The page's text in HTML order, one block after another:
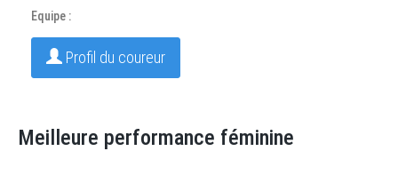
Equipe :
Profil du coureur
Meilleure performance féminine